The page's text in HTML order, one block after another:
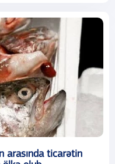
arasında ticarətin